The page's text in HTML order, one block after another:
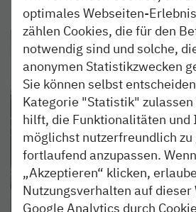
optimales Webseiten-
zählen Cookies, die für den
notwendig sind und solche,
anonymen Statistikzwecken
Sie können selbst
Kategorie "Statistik"
hilft, die Funktionalitäten und
möglichst nutzerfreundlich
fortlaufend anzupassen.
„Akzeptieren“ klicken,
Nutzungsverhalten auf
Google Analytics durch